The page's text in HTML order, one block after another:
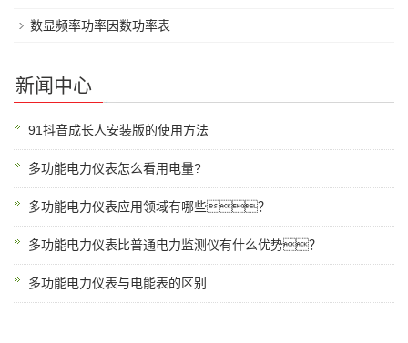
数显频率功率因数功率表
新闻中心
91抖音成长人安装版的使用方法
多功能电力仪表怎么看用电量?
多功能电力仪表应用领域有哪些？
多功能电力仪表比普通电力监测仪有什么优势？
多功能电力仪表与电能表的区别